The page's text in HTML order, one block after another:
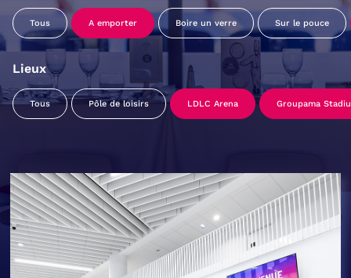
Tous A emporter Boire un verre Sur le pouce
Lieux
Tous Pôle de loisirs LDLC Arena Groupama